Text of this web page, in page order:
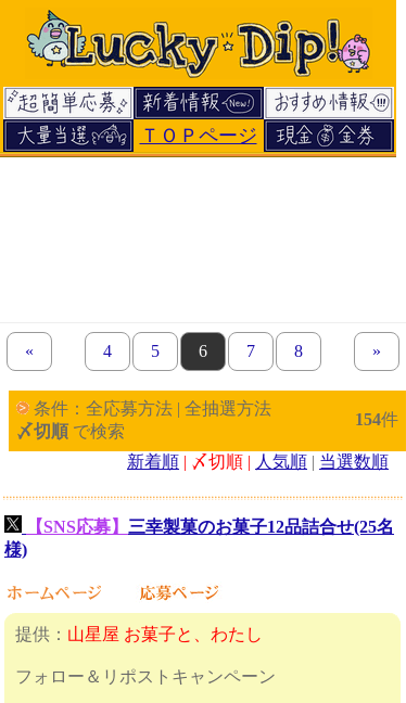
ＴＯＰページ
« previous set of pages
page
4 page
5 page
6 page
7 page
8 next
»
条件：全応募方法 | 全抽選方法
〆切順 で検索
154件
新着順 | 〆切順 | 人気順 | 当選数順
【SNS応募】 三幸製菓のお菓子12品詰合せ(25名
様)
提供： 山星屋 お菓子と、わたし
フォロー＆リポストキャンペーン